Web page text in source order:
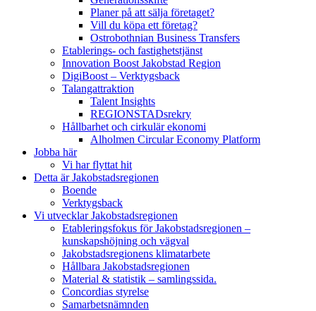
Planer på att sälja företaget?
Vill du köpa ett företag?
Ostrobothnian Business Transfers
Etablerings- och fastighetstjänst
Innovation Boost Jakobstad Region
DigiBoost – Verktygsback
Talangattraktion
Talent Insights
REGIONSTADsrekry
Hållbarhet och cirkulär ekonomi
Alholmen Circular Economy Platform
Jobba här
Vi har flyttat hit
Detta är Jakobstadsregionen
Boende
Verktygsback
Vi utvecklar Jakobstadsregionen
Etableringsfokus för Jakobstadsregionen –
kunskapshöjning och vägval
Jakobstadsregionens klimatarbete
Hållbara Jakobstadsregionen
Material & statistik – samlingssida.
Concordias styrelse
Samarbetsnämnden